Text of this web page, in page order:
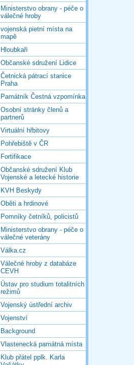
Ministerstvo obrany - péče o
válečné hroby
vojenská pietní místa na
mapě
Hloubkaři
Občanské sdružení Lidice
Četnická pátrací stanice
Praha
Památník Čestná vzpomínka
Osobní stránky členů a
partnerů
Virtuální hřbitovy
Pohřebiště v ČR
Fortifikace
Občanské sdružení Klub
Vojenské a letecké historie
KVH Beskydy
Oběti a hrdinové
Pomníky četníků, policistů
Ministerstvo obrany - péče o
válečné veterány
Válka.cz
Válečné hroby z databáze
CEVH
Ústav pro studium totalitních
režimů
Vojenský ústřední archiv
Vojenství
Background
Vlastenecká památná místa
Klub přátel pplk. Karla